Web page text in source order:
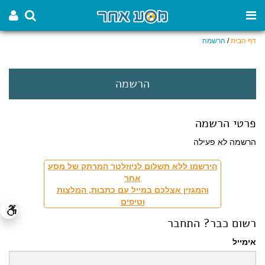
דף הבית/ הרשמה
הרשמה
פרטי הרשמה
הרשמה לא פעילה
הירשמו ללא תשלום לניוזלטר המרתק של מסע
אחר
והמגזין אצלכם במייל עם כתבות, המלצות
וטיפים
רשום כבר? התחבר
אימייל